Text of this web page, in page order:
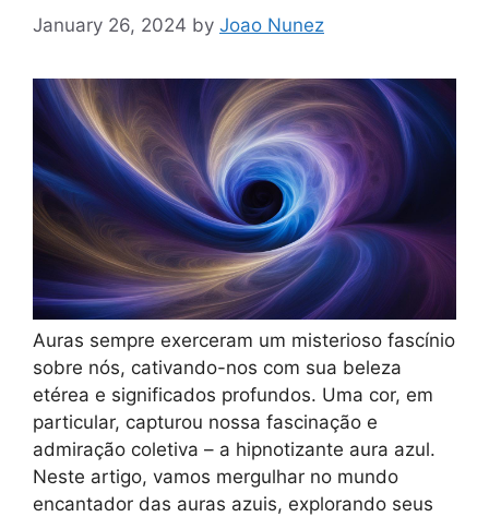
January 26, 2024 by Joao Nunez
Auras sempre exerceram um misterioso fascínio
sobre nós, cativando-nos com sua beleza
etérea e significados profundos. Uma cor, em
particular, capturou nossa fascinação e
admiração coletiva – a hipnotizante aura azul.
Neste artigo, vamos mergulhar no mundo
encantador das auras azuis, explorando seus